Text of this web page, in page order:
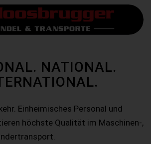
NATIONAL.
Einheimisches Personal und
höchste Qualität im Maschinen-,